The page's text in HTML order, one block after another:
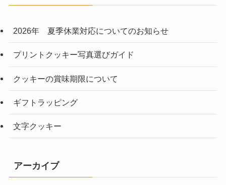
2026年 夏季休業対応についてのお知らせ
プリントクッキー写真選びガイド
クッキーの賞味期限について
ギフトラッピング
文字クッキー
アーカイブ